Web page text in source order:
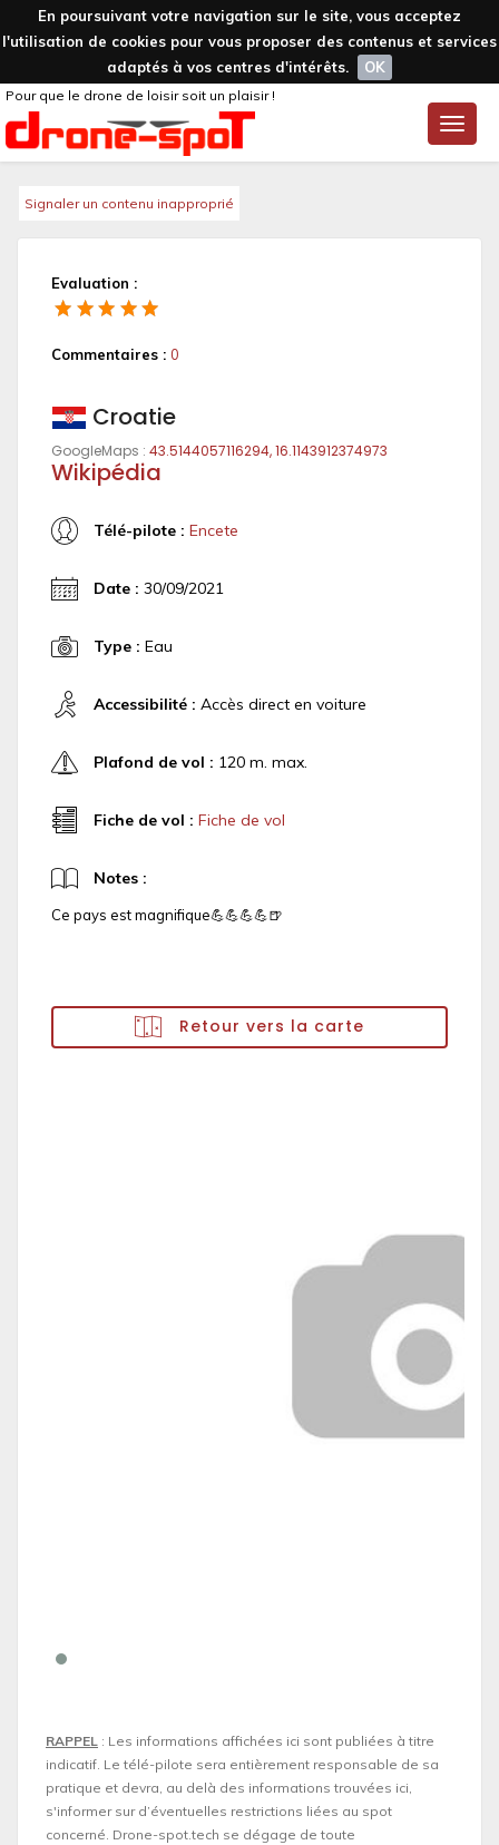
En poursuivant votre navigation sur le site, vous acceptez
l'utilisation de cookies pour vous proposer des contenus et services
adaptés à vos centres d'intérêts.
OK
Toggle
Pour que le drone de loisir soit un plaisir !
Signaler un contenu inapproprié
Evaluation :
Commentaires : 0
Croatie
GoogleMaps : 43.5144057116294, 16.1143912374973
Wikipédia
Télé-pilote : Encete
Date : 30/09/2021
Type : Eau
Accessibilité : Accès direct en voiture
Plafond de vol : 120 m. max.
Fiche de vol : Fiche de vol
Notes :
Ce pays est magnifique💪💪💪💪🍺
Retour vers la carte
RAPPEL : Les informations affichées ici sont publiées à titre
indicatif. Le télé-pilote sera entièrement responsable de sa
pratique et devra, au delà des informations trouvées ici,
s'informer sur d’éventuelles restrictions liées au spot
concerné. Drone-spot.tech se dégage de toute